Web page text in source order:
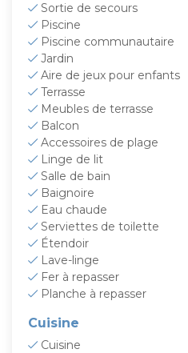
Sortie de secours
Piscine
Piscine communautaire
Jardin
Aire de jeux pour enfants
Terrasse
Meubles de terrasse
Balcon
Accessoires de plage
Linge de lit
Salle de bain
Baignoire
Eau chaude
Serviettes de toilette
Étendoir
Lave-linge
Fer à repasser
Planche à repasser
Cuisine
Cuisine